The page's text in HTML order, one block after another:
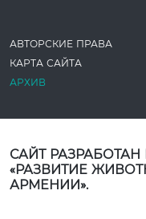
АВТОРСКИЕ ПРАВА
КАРТА САЙТА
АРХИВ
САЙТ
«РАЗВИТИЕ
АРМЕНИИ».